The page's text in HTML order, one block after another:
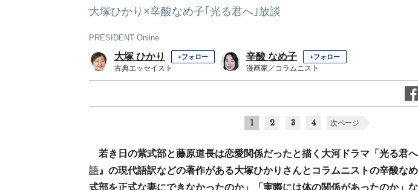
大塚ひかり×辛酸なめ子｢光る君へ｣放談
PRESIDENT Online
大塚 ひかり +フォロー
古典エッセイスト
辛酸 なめ子 +フォロー
漫画家／コラムニスト
1 2 3 4 次ページ
若き日の紫式部と藤原道長は恋愛関係だったと描く大河ドラマ「光る君
語』の現代語訳などの著作がある大塚ひかりさんとコラムニストの辛酸な
式部を正式な妻にできなかったのか」「実際には体の関係があったのか」